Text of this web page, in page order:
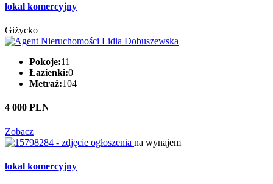
lokal komercyjny
Giżycko
Pokoje:11
Łazienki:0
Metraż:104
4 000 PLN
Zobacz
na wynajem
lokal komercyjny